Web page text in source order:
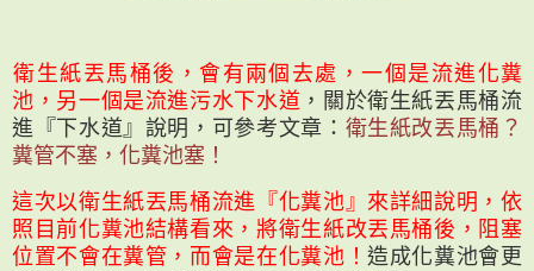
衛生紙丟馬桶後，會有兩個去處，一個是流進化糞
池，另一個是流進污水下水道 ，關於衛生紙丟馬桶流
進『下水道』說明，可參考文章： 衛生紙改丟馬桶？
糞管不塞，化糞池塞！
這次以衛生紙丟馬桶流進『化糞池』來詳細說明，依
照目前化糞池結構看來，將衛生紙改丟馬桶後，阻塞
位置不會在糞管，而會是在化糞池！造成化糞池會更